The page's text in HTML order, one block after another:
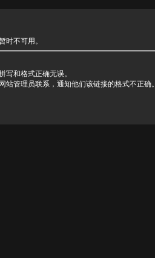
时不可用。
写和格式正确无误。
管理员联系，通知他们该链接的格式不正确。